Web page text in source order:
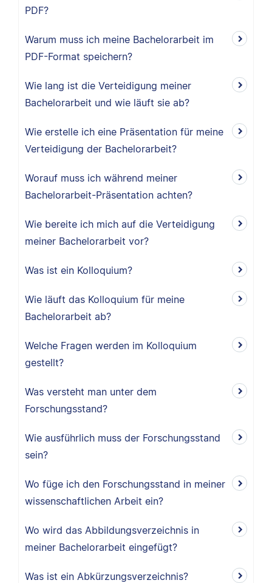
PDF?
Warum muss ich meine Bachelorarbeit im
PDF-Format speichern?
Wie lang ist die Verteidigung meiner
Bachelorarbeit und wie läuft sie ab?
Wie erstelle ich eine Präsentation für meine
Verteidigung der Bachelorarbeit?
Worauf muss ich während meiner
Bachelorarbeit-Präsentation achten?
Wie bereite ich mich auf die Verteidigung
meiner Bachelorarbeit vor?
Was ist ein Kolloquium?
Wie läuft das Kolloquium für meine
Bachelorarbeit ab?
Welche Fragen werden im Kolloquium
gestellt?
Was versteht man unter dem
Forschungsstand?
Wie ausführlich muss der Forschungsstand
sein?
Wo füge ich den Forschungsstand in meiner
wissenschaftlichen Arbeit ein?
Wo wird das Abbildungsverzeichnis in
meiner Bachelorarbeit eingefügt?
Was ist ein Abkürzungsverzeichnis?